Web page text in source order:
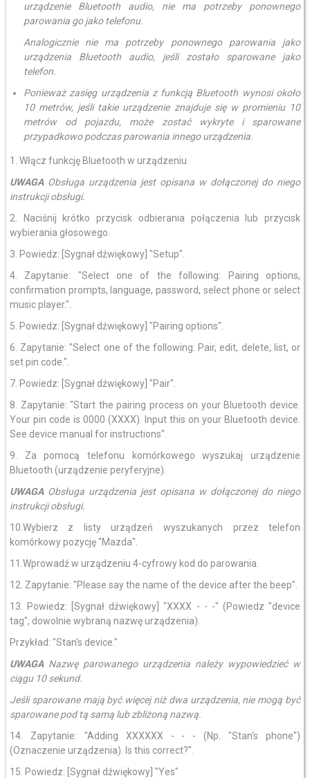
urządzenie Bluetooth audio, nie ma potrzeby ponownego
parowania go jako telefonu.
Analogicznie nie ma potrzeby ponownego parowania jako
urządzenia Bluetooth audio, jeśli zostało sparowane jako
telefon.
Ponieważ zasięg urządzenia z funkcją Bluetooth wynosi około
10 metrów, jeśli takie urządzenie znajduje się w promieniu 10
metrów od pojazdu, może zostać wykryte i sparowane
przypadkowo podczas parowania innego urządzenia.
1. Włącz funkcję Bluetooth w urządzeniu.
UWAGA Obsługa urządzenia jest opisana w dołączonej do niego
instrukcji obsługi.
2. Naciśnij krótko przycisk odbierania połączenia lub przycisk
wybierania głosowego.
3. Powiedz: [Sygnał dźwiękowy] "Setup".
4. Zapytanie: "Select one of the following: Pairing options,
confirmation prompts, language, password, select phone or select
music player.".
5. Powiedz: [Sygnał dźwiękowy] "Pairing options".
6. Zapytanie: "Select one of the following: Pair, edit, delete, list, or
set pin code.".
7. Powiedz: [Sygnał dźwiękowy] "Pair".
8. Zapytanie: "Start the pairing process on your Bluetooth device.
Your pin code is 0000 (XXXX). Input this on your Bluetooth device.
See device manual for instructions".
9. Za pomocą telefonu komórkowego wyszukaj urządzenie
Bluetooth (urządzenie peryferyjne).
UWAGA Obsługa urządzenia jest opisana w dołączonej do niego
instrukcji obsługi.
10.Wybierz z listy urządzeń wyszukanych przez telefon
komórkowy pozycję "Mazda".
11.Wprowadź w urządzeniu 4-cyfrowy kod do parowania.
12. Zapytanie: "Please say the name of the device after the beep".
13. Powiedz: [Sygnał dźwiękowy] "XXXX - - -" (Powiedz "device
tag", dowolnie wybraną nazwę urządzenia).
Przykład: "Stan's device."
UWAGA Nazwę parowanego urządzenia należy wypowiedzieć w
ciągu 10 sekund.
Jeśli sparowane mają być więcej niż dwa urządzenia, nie mogą być
sparowane pod tą samą lub zbliżoną nazwą.
14. Zapytanie: "Adding XXXXXX - - - (Np. "Stan's phone")
(Oznaczenie urządzenia). Is this correct?".
15. Powiedz: [Sygnał dźwiękowy] "Yes"